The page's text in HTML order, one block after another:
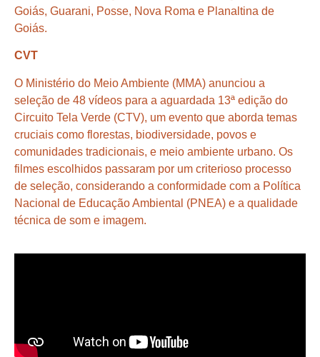
Goiás, Guarani, Posse, Nova Roma e Planaltina de
Goiás.
CVT
O Ministério do Meio Ambiente (MMA) anunciou a
seleção de 48 vídeos para a aguardada 13ª edição do
Circuito Tela Verde (CTV), um evento que aborda temas
cruciais como florestas, biodiversidade, povos e
comunidades tradicionais, e meio ambiente urbano. Os
filmes escolhidos passaram por um criterioso processo
de seleção, considerando a conformidade com a Política
Nacional de Educação Ambiental (PNEA) e a qualidade
técnica de som e imagem.